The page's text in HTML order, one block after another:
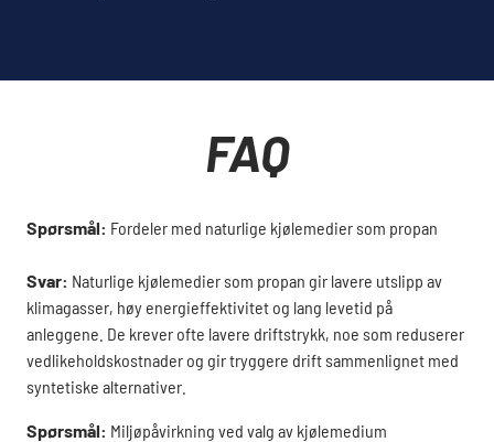
FAQ
Spørsmål: Fordeler med naturlige kjølemedier som propan
Svar: Naturlige kjølemedier som propan gir lavere utslipp av
klimagasser, høy energieffektivitet og lang levetid på
anleggene. De krever ofte lavere driftstrykk, noe som reduserer
vedlikeholdskostnader og gir tryggere drift sammenlignet med
syntetiske alternativer.
Spørsmål: Miljøpåvirkning ved valg av kjølemedium